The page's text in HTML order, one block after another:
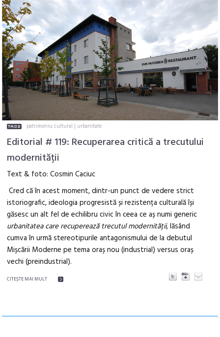
patrimoniu cultural | urbanitate
Editorial # 119: Recuperarea critică a trecutului
modernității
Text & foto: Cosmin Caciuc
Cred că în acest moment, dintr-un punct de vedere strict
istoriografic, ideologia progresistă și rezistența culturală își
găsesc un alt fel de echilibru civic în ceea ce aș numi generic
urbanitatea care recuperează trecutul modernității,lăsând
cumva în urmă stereotipurile antagonismului de la debutul
Mișcării Moderne pe tema oraș nou (industrial) versus oraș
vechi (preindustrial).
CITEŞTE MAI MULT